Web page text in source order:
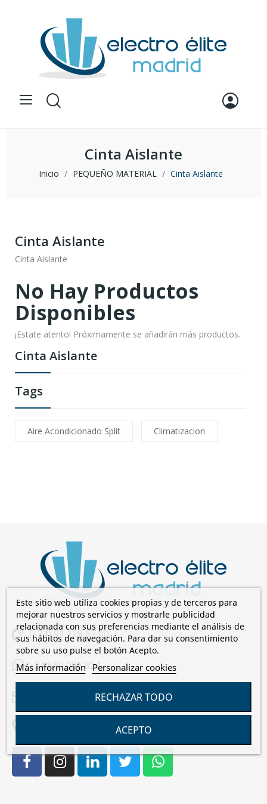
Cinta Aislante
Inicio PEQUEÑO MATERIAL Cinta Aislante
Cinta Aislante
Tags
Aire Acondicionado Split Climatizacion
Cinta Aislante
Cinta Aislante
No Hay Productos
Disponibles
¡Estate atento! Próximamente se añadirán más productos.
(+34) 91 128 67 00
+34 659 085 824
comercial@electroelite.es
C/Laguna de Cameros, 7 28021 Madrid
Este sitio web utiliza cookies propias y de terceros para
mejorar nuestros servicios y mostrarle publicidad
relacionada con sus preferencias mediante el análisis de
sus hábitos de navegación. Para dar su consentimiento
sobre su uso pulse el botón Acepto.
Más información Personalizar cookies
RECHAZAR TODO
ACEPTO